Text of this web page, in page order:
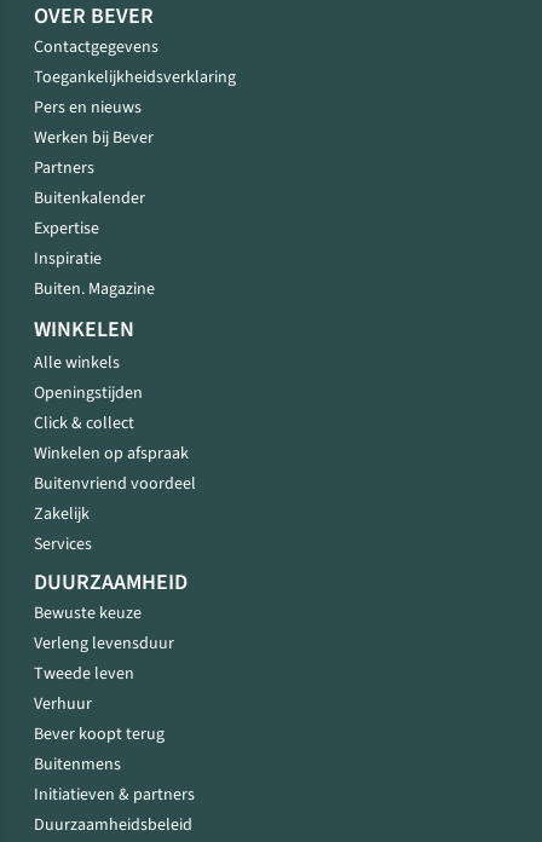
OVER BEVER
Contactgegevens
Toegankelijkheidsverklaring
Pers en nieuws
Werken bij Bever
Partners
Buitenkalender
Expertise
Inspiratie
Buiten. Magazine
WINKELEN
Alle winkels
Openingstijden
Click & collect
Winkelen op afspraak
Buitenvriend voordeel
Zakelijk
Services
DUURZAAMHEID
Bewuste keuze
Verleng levensduur
Tweede leven
Verhuur
Bever koopt terug
Buitenmens
Initiatieven & partners
Duurzaamheidsbeleid